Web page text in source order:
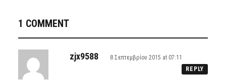
1 COMMENT
zjx9588
8 Σεπτεμβρίου 2015 at 07:11
REPLY